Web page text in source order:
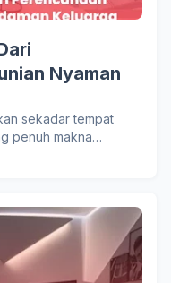
Nyaman
sekadar tempat
penuh makna…